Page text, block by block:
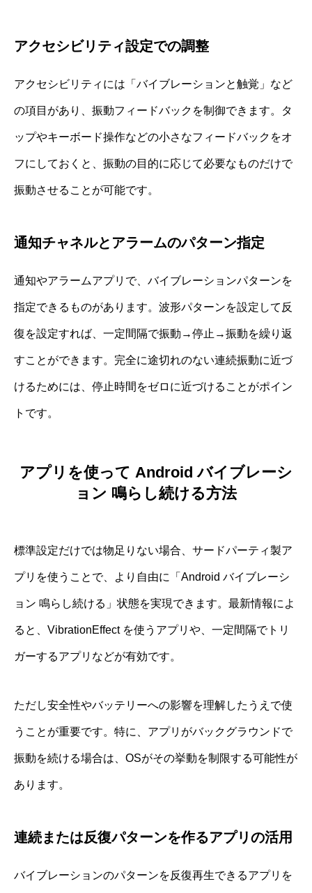
アクセシビリティ設定での調整
アクセシビリティには「バイブレーションと触覚」など
の項目があり、振動フィードバックを制御できます。タ
ップやキーボード操作などの小さなフィードバックをオ
フにしておくと、振動の目的に応じて必要なものだけで
振動させることが可能です。
通知チャネルとアラームのパターン指定
通知やアラームアプリで、バイブレーションパターンを
指定できるものがあります。波形パターンを設定して反
復を設定すれば、一定間隔で振動→停止→振動を繰り返
すことができます。完全に途切れのない連続振動に近づ
けるためには、停止時間をゼロに近づけることがポイン
トです。
アプリを使って Android バイブレーシ
ョン 鳴らし続ける方法
標準設定だけでは物足りない場合、サードパーティ製ア
プリを使うことで、より自由に「Android バイブレーシ
ョン 鳴らし続ける」状態を実現できます。最新情報によ
ると、VibrationEffect を使うアプリや、一定間隔でトリ
ガーするアプリなどが有効です。
ただし安全性やバッテリーへの影響を理解したうえで使
うことが重要です。特に、アプリがバックグラウンドで
振動を続ける場合は、OSがその挙動を制限する可能性が
あります。
連続または反復パターンを作るアプリの活用
バイブレーションのパターンを反復再生できるアプリを